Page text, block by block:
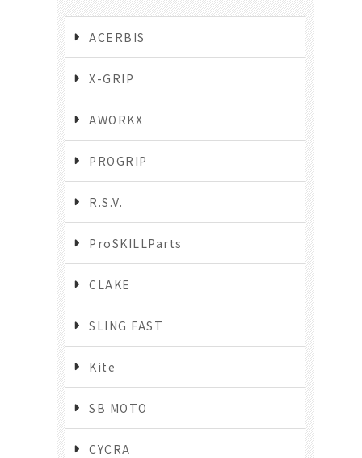
ACERBIS
X-GRIP
AWORKX
PROGRIP
R.S.V.
ProSKILLParts
CLAKE
SLING FAST
Kite
SB MOTO
CYCRA